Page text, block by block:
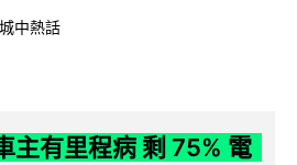
城中熱話
主有里程病 剩 75% 電